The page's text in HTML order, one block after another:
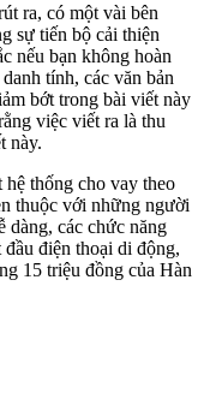
ra, có một vài bên
sự tiến bộ cải thiện
nếu bạn không hoàn
tính, các văn bản
bớt trong bài viết này
việc viết ra là thu
này.
thống cho vay theo
thuộc với những người
dàng, các chức năng
điện thoại di động,
15 triệu đồng của Hàn